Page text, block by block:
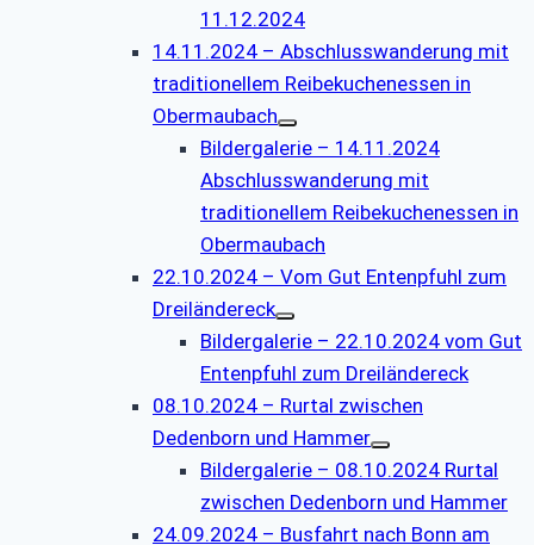
11.12.2024
14.11.2024 – Abschlusswanderung mit
traditionellem Reibekuchenessen in
Obermaubach
Bildergalerie – 14.11.2024
Abschlusswanderung mit
traditionellem Reibekuchenessen in
Obermaubach
22.10.2024 – Vom Gut Entenpfuhl zum
Dreiländereck
Bildergalerie – 22.10.2024 vom Gut
Entenpfuhl zum Dreiländereck
08.10.2024 – Rurtal zwischen
Dedenborn und Hammer
Bildergalerie – 08.10.2024 Rurtal
zwischen Dedenborn und Hammer
24.09.2024 – Busfahrt nach Bonn am